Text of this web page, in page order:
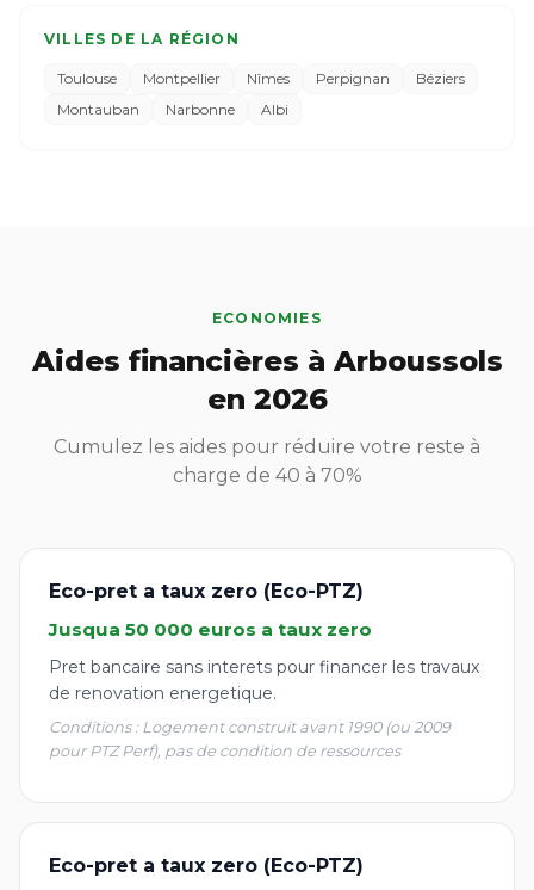
VILLES DE LA RÉGION
Toulouse Montpellier Nîmes Perpignan
Béziers
Montauban
Narbonne Albi
ECONOMIES
Aides financières à Arboussols
en 2026
Cumulez les aides pour réduire votre reste à
charge de 40 à 70%
Eco-pret a taux zero (Eco-PTZ)
Jusqua 50 000 euros a taux zero
Pret bancaire sans interets pour financer les travaux
de renovation energetique.
Conditions : Logement construit avant 1990 (ou 2009
pour PTZ Perf), pas de condition de ressources
Eco-pret a taux zero (Eco-PTZ)